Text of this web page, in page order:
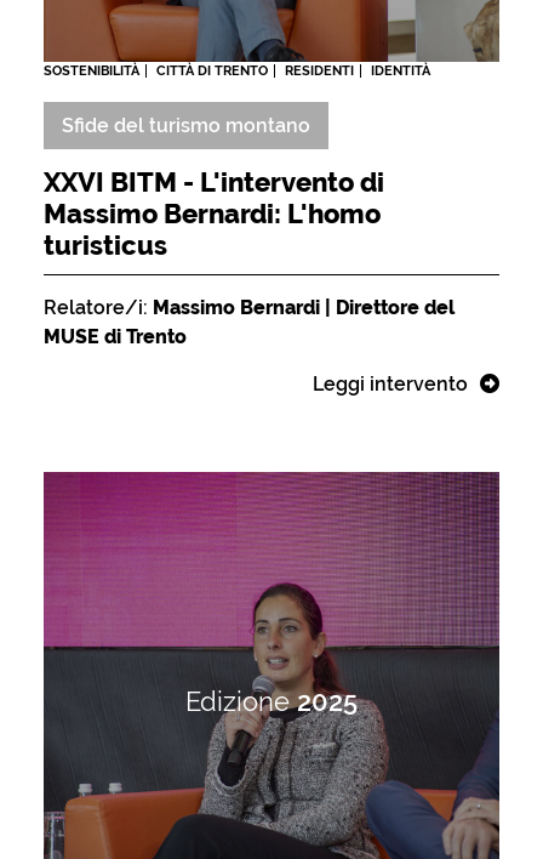
SOSTENIBILITÀ CITTÀ DI TRENTO RESIDENTI IDENTITÀ
Sfide del turismo montano
XXVI BITM - L'intervento di
Massimo Bernardi: L'homo
turisticus
Relatore/i: Massimo Bernardi | Direttore del
MUSE di Trento
Leggi intervento
Edizione2025